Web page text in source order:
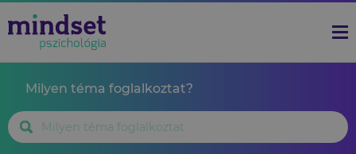
Milyen téma foglalkoztat?